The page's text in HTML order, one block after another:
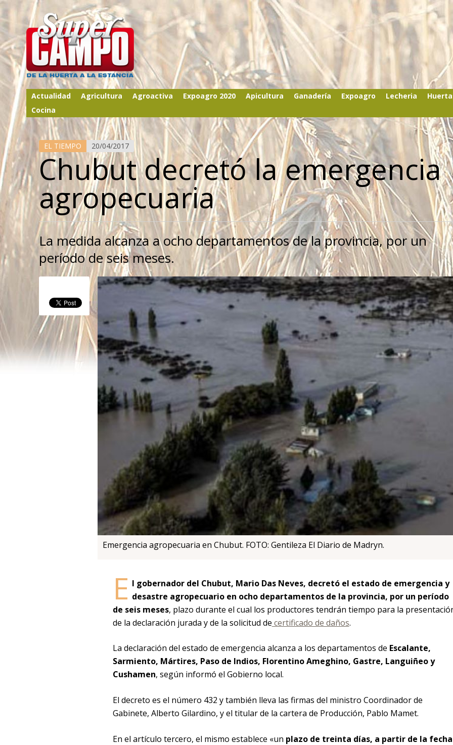
Actualidad Agricultura Agroactiva Expoagro 2020 Apicultura Ganadería Expoagro Lecheria
Cocina
EL TIEMPO 20/04/2017
Chubut decretó la emergencia
agropecuaria
La medida alcanza a ocho departamentos de la provincia, por un
período de seis meses.
Emergencia agropecuaria en Chubut. FOTO: Gentileza El Diario de Madryn.
E l gobernador del Chubut, Mario Das Neves, decretó el estado de emergencia y
desastre agropecuario en ocho departamentos de la provincia, por un período
de seis meses, plazo durante el cual los productores tendrán tiempo para la
de la declaración jurada y de la solicitud de certificado de daños.
La declaración del estado de emergencia alcanza a los departamentos de Escalante,
Sarmiento, Mártires, Paso de Indios, Florentino Ameghino, Gastre, Languiñeo y
Cushamen, según informó el Gobierno local.
El decreto es el número 432 y también lleva las firmas del ministro Coordinador de
Gabinete, Alberto Gilardino, y el titular de la cartera de Producción, Pablo Mamet.
En el artículo tercero, el mismo establece «un plazo de treinta días, a partir de la fecha